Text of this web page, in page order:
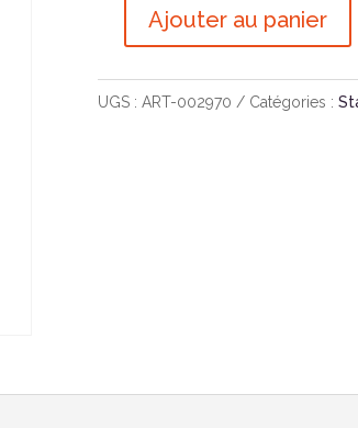
quantité
Swu
Ajouter au panier
UGS : ART-002970 Catégories :